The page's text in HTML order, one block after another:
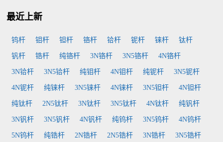
最近上新
钨杆 钼杆 钽杆 铬杆 铪杆 铌杆 铼杆 钛杆
钒杆 锆杆 纯铬杆 3N铬杆 3N5铬杆 4N铬杆
3N铪杆 3N5铪杆 纯钼杆 4N钼杆 纯铌杆 3N5铌杆
4N铌杆 纯铼杆 3N5铼杆 4N铼杆 3N5钽杆 4N钽杆
纯钛杆 2N5钛杆 3N钛杆 3N5钛杆 4N钛杆 纯钒杆
3N钒杆 3N5钒杆 4N钒杆 纯钨杆 3N5钨杆 4N钨杆
5N钨杆 纯锆杆 2N锆杆 2N5锆杆 3N锆杆 3N5锆杆